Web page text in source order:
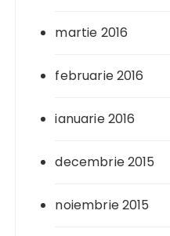
martie 2016
februarie 2016
ianuarie 2016
decembrie 2015
noiembrie 2015